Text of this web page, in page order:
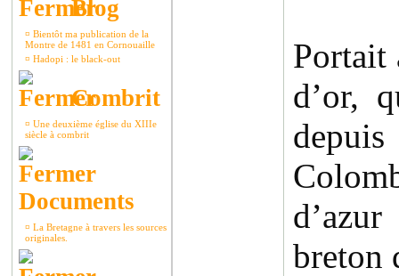
Blog
¤ Bientôt ma publication de la
Montre de 1481 en Cornouaille
¤ Hadopi : le black-out
Combrit
¤ Une deuxième église du XIIIe
siècle à combrit
Documents
¤ La Bretagne à travers les sources
originales.
Portait
d’or,
breton